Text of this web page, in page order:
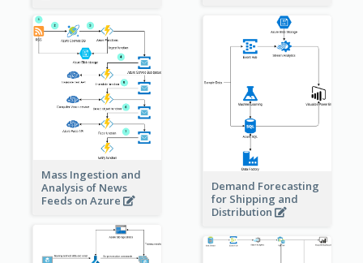
Mass Ingestion and
Analysis of News
Feeds on Azure
Demand Forecasting
for Shipping and
Distribution